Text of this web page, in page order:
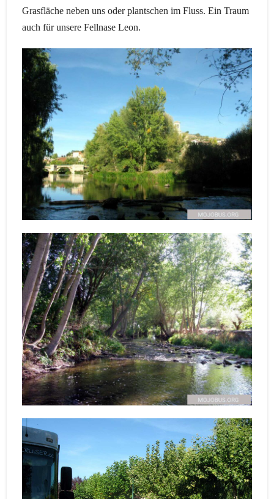
Grasfläche neben uns oder plantschen im Fluss. Ein Traum
auch für unsere Fellnase Leon.